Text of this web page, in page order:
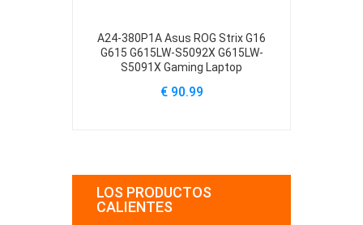
A24-380P1A Asus ROG Strix G16
G615 G615LW-S5092X G615LW-
S5091X Gaming Laptop
€ 90.99
LOS PRODUCTOS
CALIENTES